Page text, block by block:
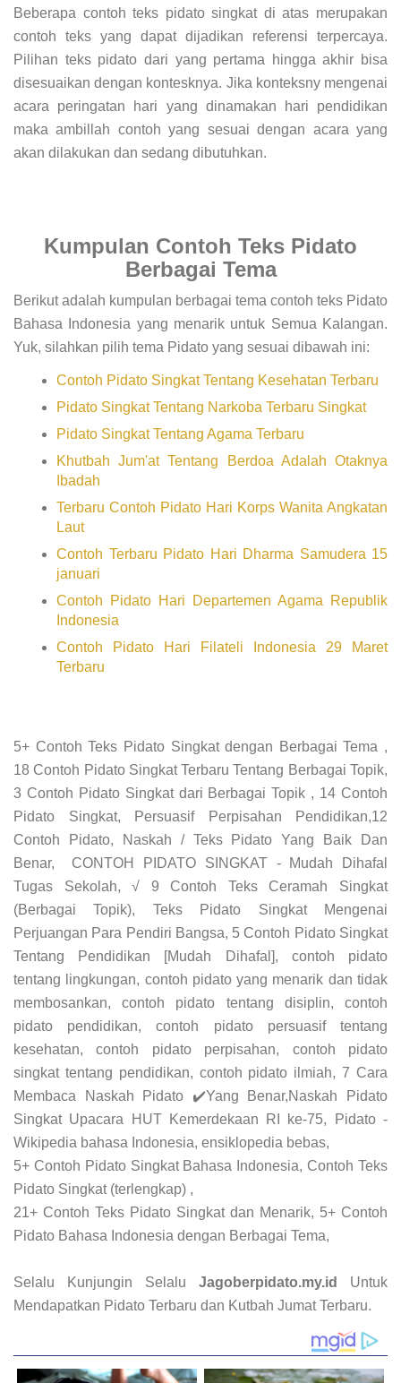
Beberapa contoh teks pidato singkat di atas merupakan
contoh teks yang dapat dijadikan referensi terpercaya.
Pilihan teks pidato dari yang pertama hingga akhir bisa
disesuaikan dengan kontesknya. Jika konteksny mengenai
acara peringatan hari yang dinamakan hari pendidikan
maka ambillah contoh yang sesuai dengan acara yang
akan dilakukan dan sedang dibutuhkan.
Kumpulan Contoh Teks Pidato
Berbagai Tema
Berikut adalah kumpulan berbagai tema contoh teks Pidato
Bahasa Indonesia yang menarik untuk Semua Kalangan.
Yuk, silahkan pilih tema Pidato yang sesuai dibawah ini:
Contoh Pidato Singkat Tentang Kesehatan Terbaru
Pidato Singkat Tentang Narkoba Terbaru Singkat
Pidato Singkat Tentang Agama Terbaru
Khutbah Jum'at Tentang Berdoa Adalah Otaknya
Ibadah
Terbaru Contoh Pidato Hari Korps Wanita Angkatan
Laut
Contoh Terbaru Pidato Hari Dharma Samudera 15
januari
Contoh Pidato Hari Departemen Agama Republik
Indonesia
Contoh Pidato Hari Filateli Indonesia 29 Maret
Terbaru
5+ Contoh Teks Pidato Singkat dengan Berbagai Tema ,
18 Contoh Pidato Singkat Terbaru Tentang Berbagai Topik,
3 Contoh Pidato Singkat dari Berbagai Topik , 14 Contoh
Pidato Singkat, Persuasif Perpisahan Pendidikan,12
Contoh Pidato, Naskah / Teks Pidato Yang Baik Dan
Benar, CONTOH PIDATO SINGKAT - Mudah Dihafal
Tugas Sekolah, √ 9 Contoh Teks Ceramah Singkat
(Berbagai Topik), Teks Pidato Singkat Mengenai
Perjuangan Para Pendiri Bangsa, 5 Contoh Pidato Singkat
Tentang Pendidikan [Mudah Dihafal], contoh pidato
tentang lingkungan, contoh pidato yang menarik dan tidak
membosankan, contoh pidato tentang disiplin, contoh
pidato pendidikan, contoh pidato persuasif tentang
kesehatan, contoh pidato perpisahan, contoh pidato
singkat tentang pendidikan, contoh pidato ilmiah, 7 Cara
Membaca Naskah Pidato ✔️Yang Benar,Naskah Pidato
Singkat Upacara HUT Kemerdekaan RI ke-75, Pidato -
Wikipedia bahasa Indonesia, ensiklopedia bebas,
5+ Contoh Pidato Singkat Bahasa Indonesia, Contoh Teks
Pidato Singkat (terlengkap) ,
21+ Contoh Teks Pidato Singkat dan Menarik, 5+ Contoh
Pidato Bahasa Indonesia dengan Berbagai Tema,
Selalu Kunjungin Selalu Jagoberpidato.my.id
Untuk
Mendapatkan Pidato Terbaru dan Kutbah Jumat Terbaru.